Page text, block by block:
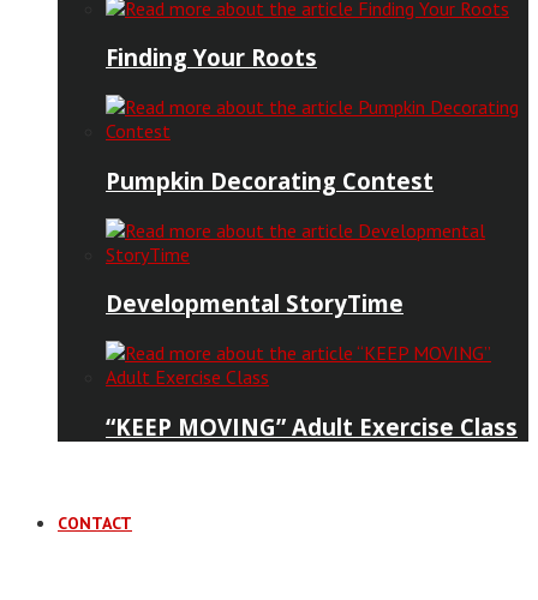
Finding Your Roots
Pumpkin Decorating Contest
Developmental StoryTime
“KEEP MOVING” Adult Exercise Class
CONTACT